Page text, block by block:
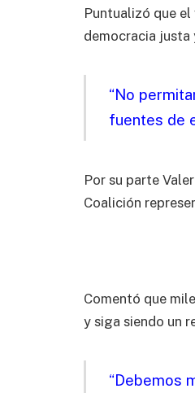
Puntualizó que
democracia justa
“No
fuentes de
Por su parte
Coalición
Comentó que
y siga siendo un
“Debemos